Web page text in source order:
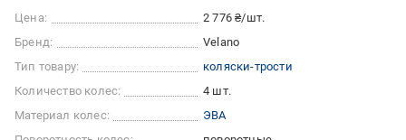
Цена:
2 776 ₴/шт.
Бренд:
Velano
Тип товару:
коляски-трости
Количество колес:
4 шт.
Материал колес:
ЭВА